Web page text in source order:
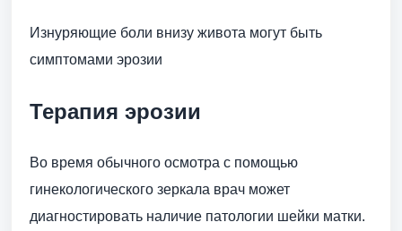
Изнуряющие боли внизу живота могут быть
симптомами эрозии
Терапия эрозии
Во время обычного осмотра с помощью
гинекологического зеркала врач может
диагностировать наличие патологии шейки матки.